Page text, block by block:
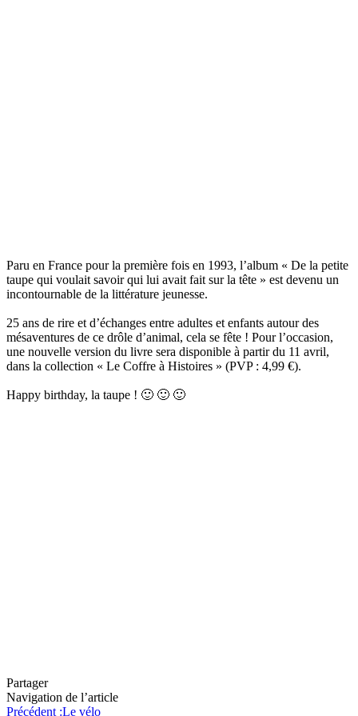
Paru en France pour la première fois en 1993, l’album « De la petite
taupe qui voulait savoir qui lui avait fait sur la tête » est devenu un
incontournable de la littérature jeunesse.
25 ans de rire et d’échanges entre adultes et enfants autour des
mésaventures de ce drôle d’animal, cela se fête ! Pour l’occasion,
une nouvelle version du livre sera disponible à partir du 11 avril,
dans la collection « Le Coffre à Histoires » (PVP : 4,99 €).
Happy birthday, la taupe ! 🙂 🙂 🙂
Partager
Navigation de l’article
Précédent :Le vélo